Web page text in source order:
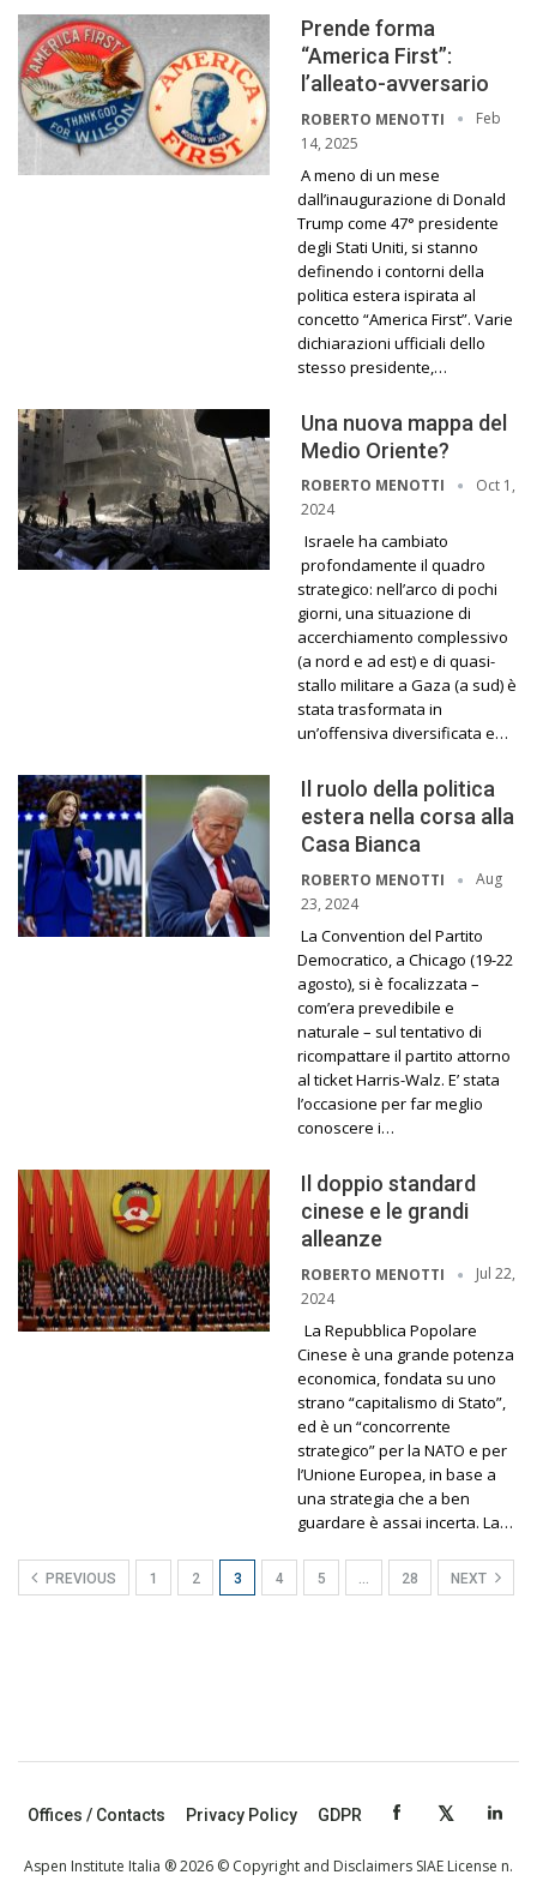
Prende forma
“America First”:
l’alleato-avversario
ROBERTO MENOTTI
Feb
14, 2025
A meno di un mese
dall’inaugurazione di Donald
Trump come 47° presidente
degli Stati Uniti, si stanno
definendo i contorni della
politica estera ispirata al
concetto “America First”. Varie
dichiarazioni ufficiali dello
stesso presidente,…
Una nuova mappa del
Medio Oriente?
ROBERTO MENOTTI
Oct 1,
2024
Israele ha cambiato
profondamente il quadro
strategico: nell’arco di pochi
giorni, una situazione di
accerchiamento complessivo
(a nord e ad est) e di quasi-
stallo militare a Gaza (a sud) è
stata trasformata in
un’offensiva diversificata e…
Il ruolo della politica
estera nella corsa alla
Casa Bianca
ROBERTO MENOTTI
Aug
23, 2024
La Convention del Partito
Democratico, a Chicago (19-22
agosto), si è focalizzata –
com’era prevedibile e
naturale – sul tentativo di
ricompattare il partito attorno
al ticket Harris-Walz. E’ stata
l’occasione per far meglio
conoscere i…
Il doppio standard
cinese e le grandi
alleanze
ROBERTO MENOTTI
Jul 22,
2024
La Repubblica Popolare
Cinese è una grande potenza
economica, fondata su uno
strano “capitalismo di Stato”,
ed è un “concorrente
strategico” per la NATO e per
l’Unione Europea, in base a
una strategia che a ben
guardare è assai incerta. La…
PREVIOUS 1 2 3 4 5 … 28 NEXT
Offices / Contacts Privacy Policy GDPR
Aspen Institute Italia ® 2026 © Copyright and Disclaimers SIAE License n.